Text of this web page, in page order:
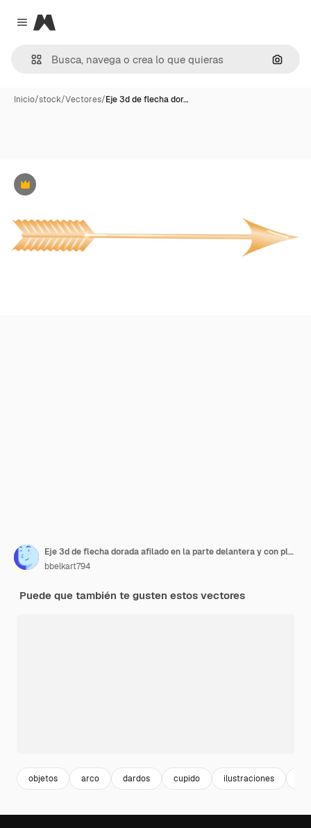
Close menu
Magnific
Inicio/stock/Vectores/Eje 3d de flecha dor…
Premium
Eje 3d de flecha dorada afilado en la parte delantera y con plumas o paletas en la parte posterior.
bbelkart794
Puede que también te gusten estos vectores
objetos arco dardos cupido ilustraciones